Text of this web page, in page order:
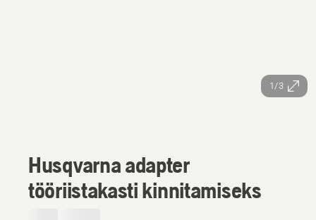
1/3
Husqvarna adapter
tööriistakasti kinnitamiseks